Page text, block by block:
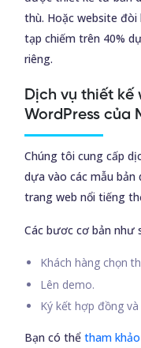
thù. Hoặc website
tạp chiếm trên 40%
riêng.
Dịch vụ thiết kế
WordPress của
Chúng tôi cung cấp
dựa vào các mẫu
trang web nổi tiếng
Các bươc cơ bản như
Khách hàng chọn
Lên demo.
Ký kết hợp đồng
Bạn có thểtham